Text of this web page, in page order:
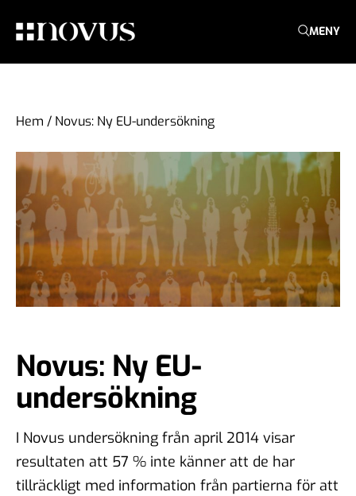
MENY
Hem / Novus: Ny EU-undersökning
Novus: Ny EU-
undersökning
I Novus undersökning från april 2014 visar
resultaten att 57 % inte känner att de har
tillräckligt med information från partierna för att